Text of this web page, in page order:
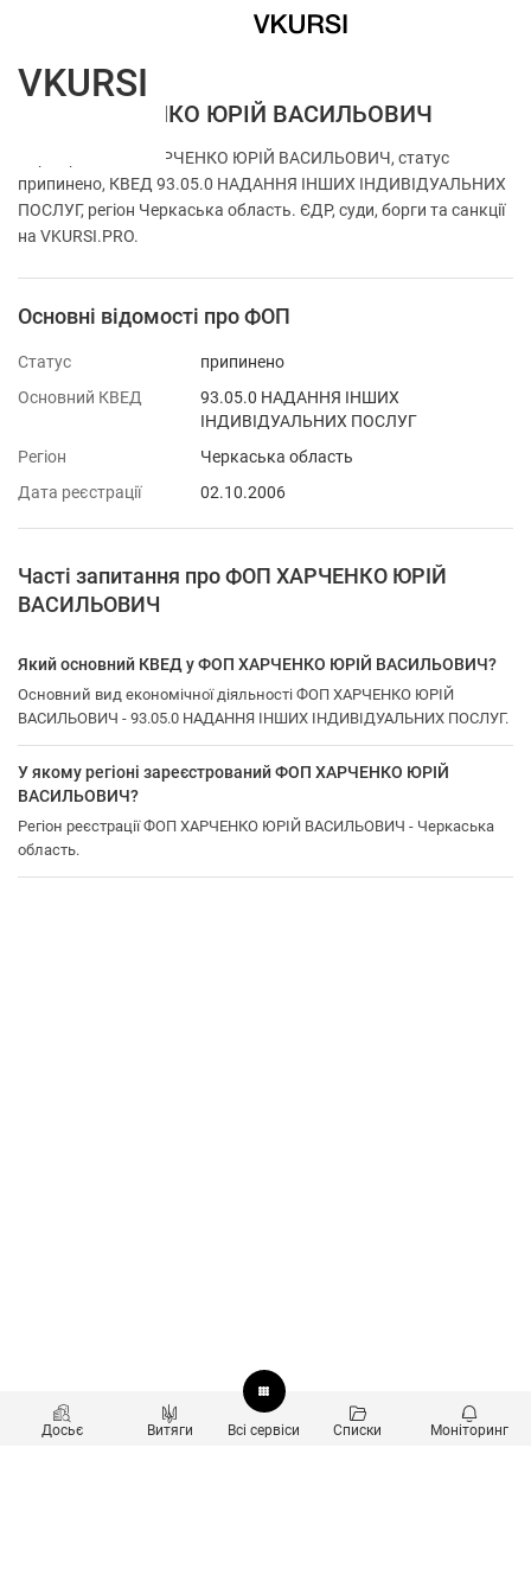
ФОП ХАРЧЕНКО ЮРІЙ ВАСИЛЬОВИЧ
Перевірка ФОП ХАРЧЕНКО ЮРІЙ ВАСИЛЬОВИЧ, статус
припинено, КВЕД 93.05.0 НАДАННЯ ІНШИХ ІНДИВІДУАЛЬНИХ
ПОСЛУГ, регіон Черкаська область. ЄДР, суди, борги та санкції
на VKURSI.PRO.
Основні відомості про ФОП
Статус
припинено
Основний КВЕД
93.05.0 НАДАННЯ ІНШИХ
ІНДИВІДУАЛЬНИХ ПОСЛУГ
Регіон
Черкаська область
Дата реєстрації
02.10.2006
Часті запитання про ФОП ХАРЧЕНКО ЮРІЙ
ВАСИЛЬОВИЧ
Який основний КВЕД у ФОП ХАРЧЕНКО ЮРІЙ ВАСИЛЬОВИЧ?
Основний вид економічної діяльності ФОП ХАРЧЕНКО ЮРІЙ
ВАСИЛЬОВИЧ - 93.05.0 НАДАННЯ ІНШИХ ІНДИВІДУАЛЬНИХ ПОСЛУГ.
У якому регіоні зареєстрований ФОП ХАРЧЕНКО ЮРІЙ
ВАСИЛЬОВИЧ?
Регіон реєстрації ФОП ХАРЧЕНКО ЮРІЙ ВАСИЛЬОВИЧ - Черкаська
область.
Досьє Витяги Всі сервіси Списки Моніторинг
VKURSI